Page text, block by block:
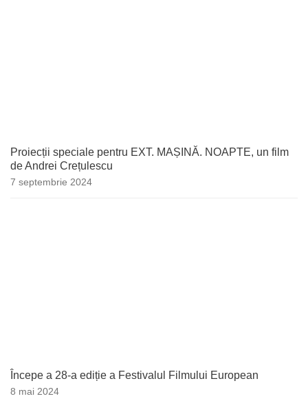
Proiecții speciale pentru EXT. MAȘINĂ. NOAPTE, un film
de Andrei Crețulescu
7 septembrie 2024
Începe a 28-a ediție a Festivalul Filmului European
8 mai 2024